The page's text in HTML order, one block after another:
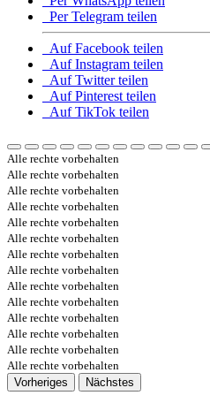
Per Telegram teilen
Auf Facebook teilen
Auf Instagram teilen
Auf Twitter teilen
Auf Pinterest teilen
Auf TikTok teilen
Alle rechte vorbehalten
Alle rechte vorbehalten
Alle rechte vorbehalten
Alle rechte vorbehalten
Alle rechte vorbehalten
Alle rechte vorbehalten
Alle rechte vorbehalten
Alle rechte vorbehalten
Alle rechte vorbehalten
Alle rechte vorbehalten
Alle rechte vorbehalten
Alle rechte vorbehalten
Alle rechte vorbehalten
Alle rechte vorbehalten
Vorheriges
Nächstes